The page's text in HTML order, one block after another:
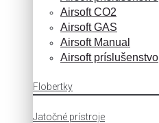
Airsoft CO2
Airsoft GAS
Airsoft Manual
Airsoft príslušenstvo
Flobertky
Jatočné prístroje